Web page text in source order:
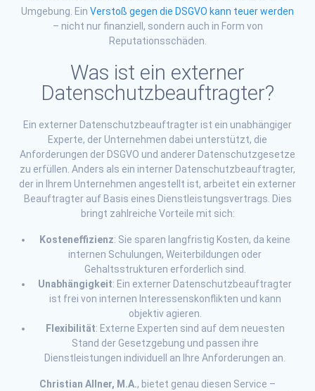
Umgebung. Ein Verstoß gegen die DSGVO kann teuer werden
– nicht nur finanziell, sondern auch in Form von
Reputationsschäden.
Was ist ein externer
Datenschutzbeauftragter?
Ein externer Datenschutzbeauftragter ist ein unabhängiger
Experte, der Unternehmen dabei unterstützt, die
Anforderungen der DSGVO und anderer Datenschutzgesetze
zu erfüllen. Anders als ein interner Datenschutzbeauftragter,
der in Ihrem Unternehmen angestellt ist, arbeitet ein externer
Beauftragter auf Basis eines Dienstleistungsvertrags. Dies
bringt zahlreiche Vorteile mit sich:
Kosteneffizienz: Sie sparen langfristig Kosten, da keine
internen Schulungen, Weiterbildungen oder
Gehaltsstrukturen erforderlich sind.
Unabhängigkeit: Ein externer Datenschutzbeauftragter
ist frei von internen Interessenskonflikten und kann
objektiv agieren.
Flexibilität: Externe Experten sind auf dem neuesten
Stand der Gesetzgebung und passen ihre
Dienstleistungen individuell an Ihre Anforderungen an.
Christian Allner, M.A., bietet genau diesen Service –